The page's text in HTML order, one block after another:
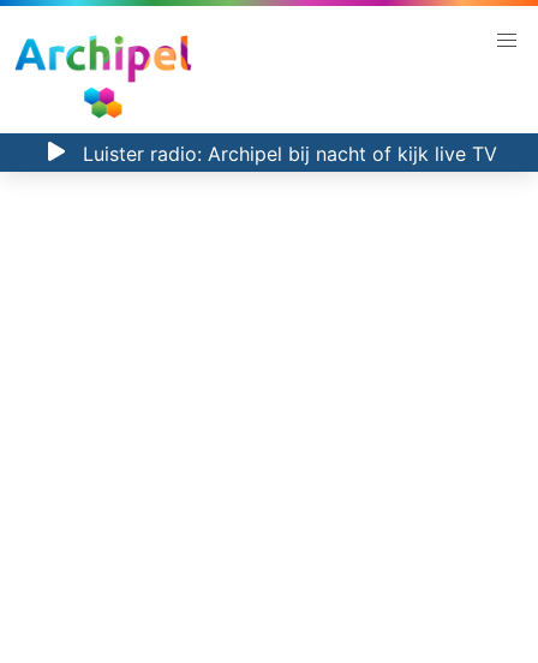
Luister radio: Archipel bij nacht of kijk live TV